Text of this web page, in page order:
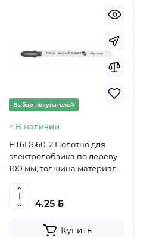
Выбор покупателей
В наличии
HT6D660-2 Полотно для
электролобзика по дереву
100 мм, толщина материала
HOEGERT
4.25 BYN
Купить